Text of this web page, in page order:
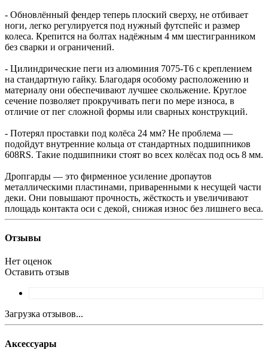
- Обновлённый фендер теперь плоский сверху, не отбивает
ноги, легко регулируется под нужный футспейс и размер
колеса. Крепится на болтах надёжным 4 мм шестигранником
без сварки и ограничений.
- Цилиндрические пеги из алюминия 7075-Т6 с креплением
на стандартную гайку. Благодаря особому расположению и
материалу они обеспечивают лучшее скольжение. Круглое
сечение позволяет прокручивать пеги по мере износа, в
отличие от пег сложной формы или сварных конструкций.
- Потерял проставки под колёса 24 мм? Не проблема —
подойдут внутренние кольца от стандартных подшипников
608RS. Такие подшипники стоят во всех колёсах под ось 8 мм.
Дропгарды — это фирменное усиление дропаутов
металлическими пластинами, приваренными к несущей части
деки. Они повышают прочность, жёсткость и увеличивают
площадь контакта оси с декой, снижая износ без лишнего веса.
Отзывы
Нет оценок
Оставить отзыв
Загрузка отзывов...
Аксессуары